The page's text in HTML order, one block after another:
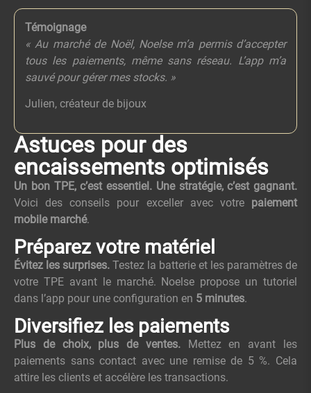
Témoignage
« Au marché de Noël, Noelse m’a permis d’accepter
tous les paiements, même sans réseau. L’app m’a
sauvé pour gérer mes stocks. »
Julien, créateur de bijoux
Astuces pour des
encaissements optimisés
Un bon TPE, c’est essentiel. Une stratégie, c’est gagnant.
Voici des conseils pour exceller avec votre paiement
mobile marché.
Préparez votre matériel
Évitez les surprises. Testez la batterie et les paramètres de
votre TPE avant le marché. Noelse propose un tutoriel
dans l’app pour une configuration en 5 minutes.
Diversifiez les paiements
Plus de choix, plus de ventes.Mettez en avant les
paiements sans contact avec une remise de 5 %. Cela
attire les clients et accélère les transactions.